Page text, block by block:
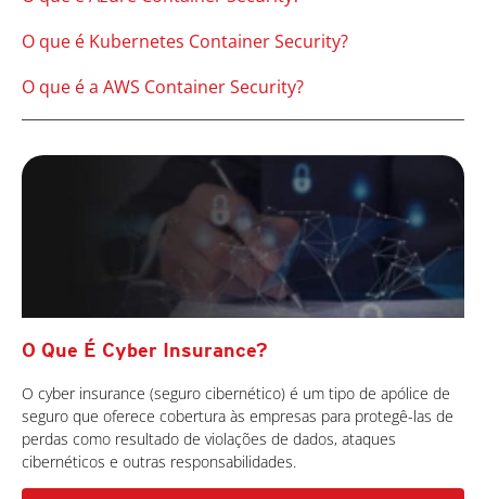
O que é Kubernetes Container Security?
O que é a AWS Container Security?
O Que É Cyber Insurance?
O cyber insurance (seguro cibernético) é um tipo de apólice de
seguro que oferece cobertura às empresas para protegê-las de
perdas como resultado de violações de dados, ataques
cibernéticos e outras responsabilidades.